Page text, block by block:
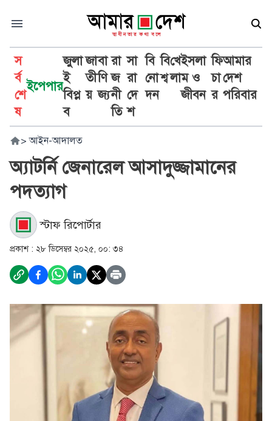
স
র্ব
শে
ষ
ইপেপার
জুলা
ই
বিপ্ল
ব
জা
তী
য়
বা
ণি
জ্য
রা
জ
নী
তি
সা
রা
দে
শ
বি
নো
দন
বি
শ্ব
খে
লা
ইসলা
ম ও
জীবন
ফি
চা
র
আমার
দেশ
পরিবার
> আইন-আদালত
অ্যাটর্নি জেনারেল আসাদুজ্জামানের
পদত্যাগ
স্টাফ রিপোর্টার
প্রকাশ : ২৮ ডিসেম্বর ২০২৫, ০০: ৩৪